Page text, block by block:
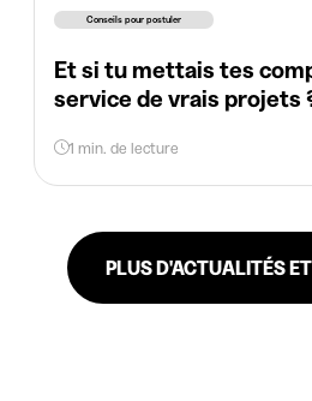
Conseils pour postuler
Et si tu mettais tes
service de vrais projets
1 min. de lecture
PLUS D'ACTUALITÉS